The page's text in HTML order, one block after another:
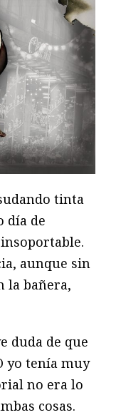
tinta
día de
aunque sin
la bañera,
duda de que
yo tenía muy
no era lo
cosas.